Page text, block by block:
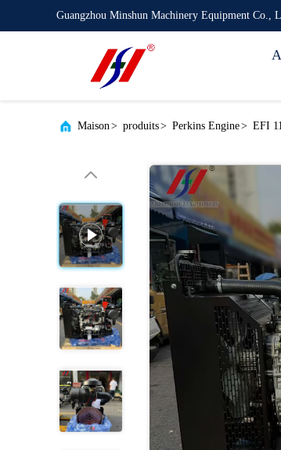
Guangzhou Minshun Machinery Equipment Co.,
Maison> produits> Perkins Engine> EFI